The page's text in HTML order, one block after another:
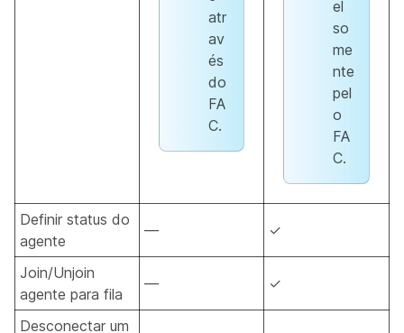
atr
av
és
do
FA
C.
el
so
me
nte
pel
o
FA
C.
Definir status do
agente
— ✓
Join/Unjoin
agente para fila
— ✓
Desconectar um